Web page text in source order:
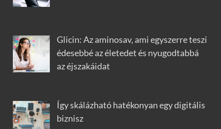
Glicin: Az aminosav, ami egyszerre teszi
édesebbé az életedet és nyugodtabbá
az éjszakáidat
Így skálázható hatékonyan egy digitális
biznisz